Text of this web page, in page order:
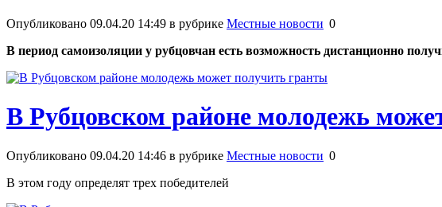
Опубликовано 09.04.20 14:49 в рубрике Местные новости 0
В период самоизоляции у рубцовчан есть возможность дистанционно
В Рубцовском районе молодежь
Опубликовано 09.04.20 14:46 в рубрике Местные новости 0
В этом году определят трех победителей